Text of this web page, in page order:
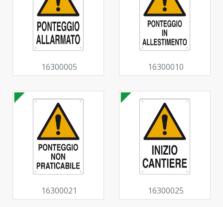
16300005 16300010
16300021 16300025